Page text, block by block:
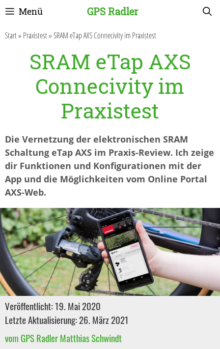
Zum
springen
GPS Radler
Menü
Start» Praxistest»SRAM eTap AXS Connecivity im Praxistest
SRAM eTap AXS
Connecivity im
Praxistest
Die Vernetzung der elektronischen SRAM
Schaltung eTap AXS im Praxis-Review. Ich zeige
dir Funktionen und Konfigurationen mit der
App und die Möglichkeiten vom Online Portal
AXS-Web.
Veröffentlicht: 19. Mai 2020
Letzte Aktualisierung: 26. März 2021
vom GPS Radler Matthias Schwindt